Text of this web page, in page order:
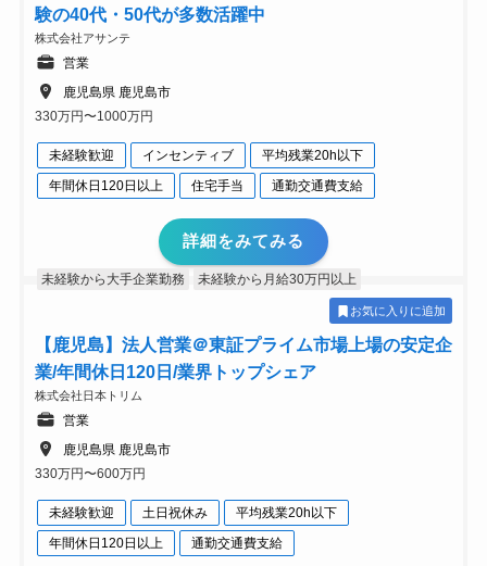
験の40代・50代が多数活躍中
株式会社アサンテ
営業
鹿児島県 鹿児島市
330万円〜1000万円
未経験歓迎 インセンティブ
平均残業20h以下
年間休日120日以上
住宅手当 通勤交通費支給
詳細をみてみる
未経験から大手企業勤務 未経験から月給30万円以上
お気に入りに追加
【鹿児島】法人営業＠東証プライム市場上場の安定企
業/年間休日120日/業界トップシェア
株式会社日本トリム
営業
鹿児島県 鹿児島市
330万円〜600万円
未経験歓迎 土日祝休み
平均残業20h以下
年間休日120日以上
通勤交通費支給